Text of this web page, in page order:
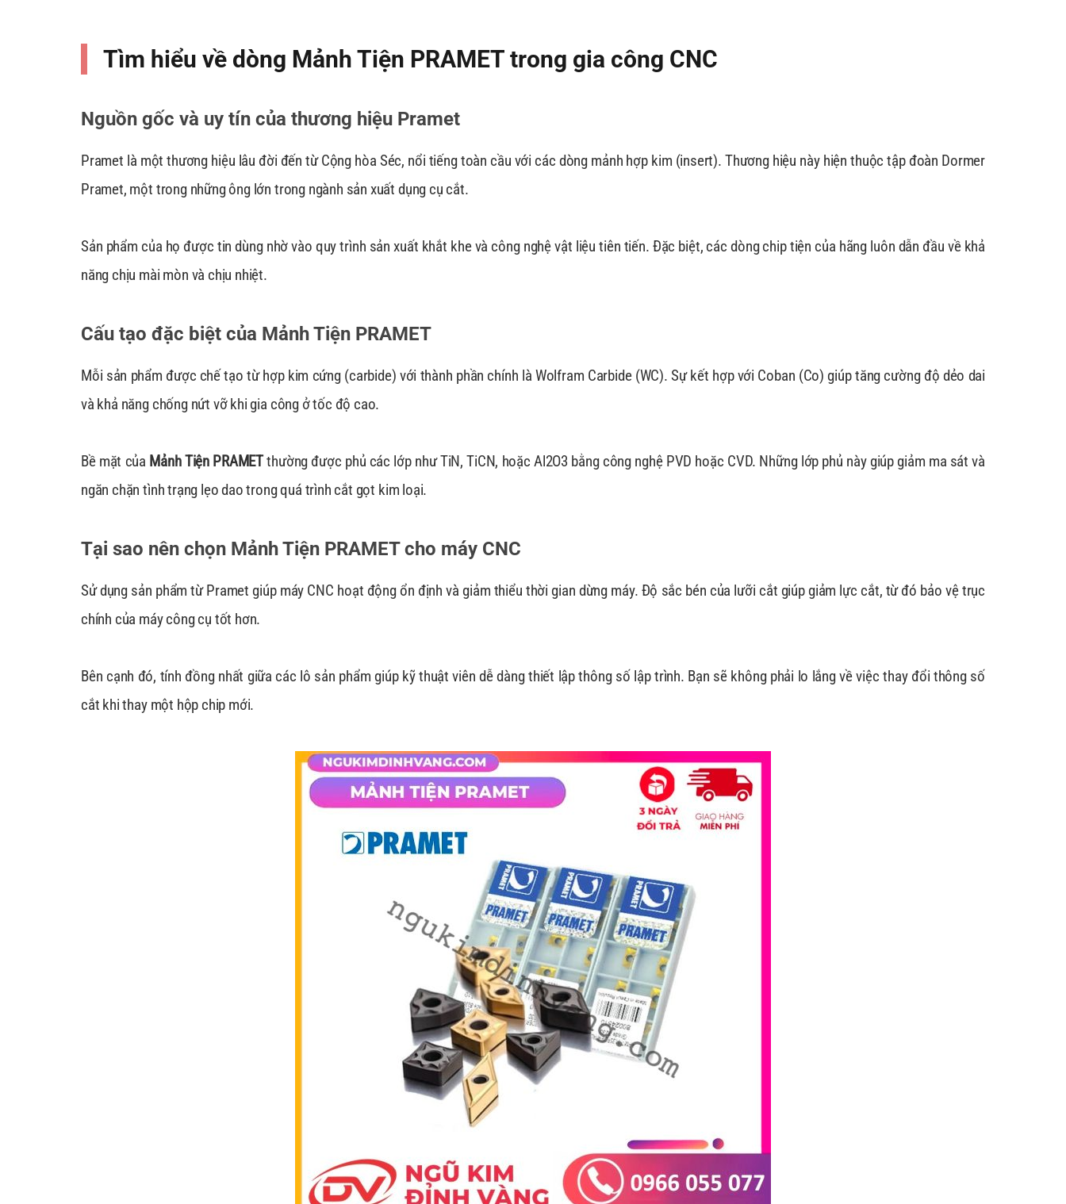
Tìm hiểu về dòng Mảnh Tiện PRAMET trong gia công CNC
Nguồn gốc và uy tín của thương hiệu Pramet
Pramet là một thương hiệu lâu đời đến từ Cộng hòa Séc, nổi tiếng toàn cầu với các dòng mảnh hợp kim (insert). Thương hiệu này hiện thuộc tập đoàn Dormer
Pramet, một trong những ông lớn trong ngành sản xuất dụng cụ cắt.
Sản phẩm của họ được tin dùng nhờ vào quy trình sản xuất khắt khe và công nghệ vật liệu tiên tiến. Đặc biệt, các dòng chip tiện của hãng luôn dẫn đầu về khả
năng chịu mài mòn và chịu nhiệt.
Cấu tạo đặc biệt của Mảnh Tiện PRAMET
Mỗi sản phẩm được chế tạo từ hợp kim cứng (carbide) với thành phần chính là Wolfram Carbide (WC). Sự kết hợp với Coban (Co) giúp tăng cường độ dẻo dai
và khả năng chống nứt vỡ khi gia công ở tốc độ cao.
Bề mặt của Mảnh Tiện PRAMETthường được phủ các lớp như TiN, TiCN, hoặc Al2O3 bằng công nghệ PVD hoặc CVD. Những lớp phủ này giúp giảm ma sát và
ngăn chặn tình trạng lẹo dao trong quá trình cắt gọt kim loại.
Tại sao nên chọn Mảnh Tiện PRAMET cho máy CNC
Sử dụng sản phẩm từ Pramet giúp máy CNC hoạt động ổn định và giảm thiểu thời gian dừng máy. Độ sắc bén của lưỡi cắt giúp giảm lực cắt, từ đó bảo vệ trục
chính của máy công cụ tốt hơn.
Bên cạnh đó, tính đồng nhất giữa các lô sản phẩm giúp kỹ thuật viên dễ dàng thiết lập thông số lập trình. Bạn sẽ không phải lo lắng về việc thay đổi thông số
cắt khi thay một hộp chip mới.